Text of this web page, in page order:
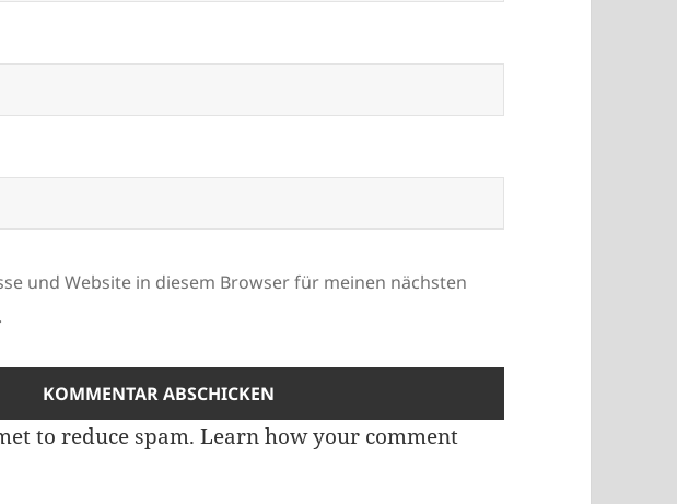
und Website in diesem Browser für meinen nächsten
to reduce spam.Learn how your comment